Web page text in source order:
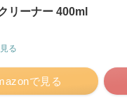
リーナー 400ml
る
で見る